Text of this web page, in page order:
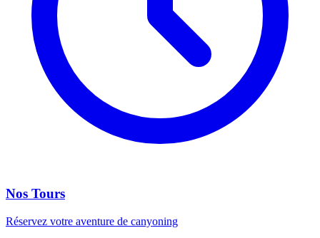
Nos Tours
Réservez votre aventure de canyoning